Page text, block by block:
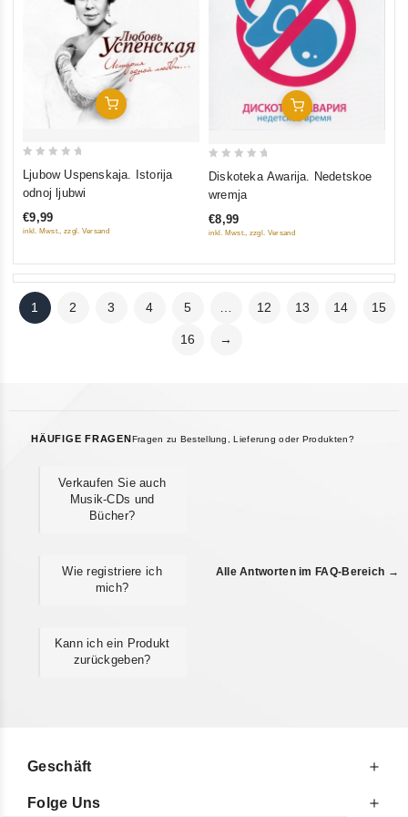
In Den Warenkorb
out
5
Ljubow Uspenskaja. Istorija
odnoj ljubwi
€9,99
inkl. Mwst., zzgl. Versand
In Den Warenkorb
5
Diskoteka Awarija. Nedetskoe
wremja
€8,99
inkl. Mwst., zzgl. Versand
1 2 3 4 5 12 13 14 15
16 →
HÄUFIGE FRAGEN Fragen zu Bestellung, Lieferung oder Produkten?
Verkaufen Sie auch
Musik-CDs und
Bücher?
Wie registriere ich
mich?
Kann ich ein Produkt
zurückgeben?
Alle Antworten im FAQ-Bereich →
Geschäft
Folge Uns